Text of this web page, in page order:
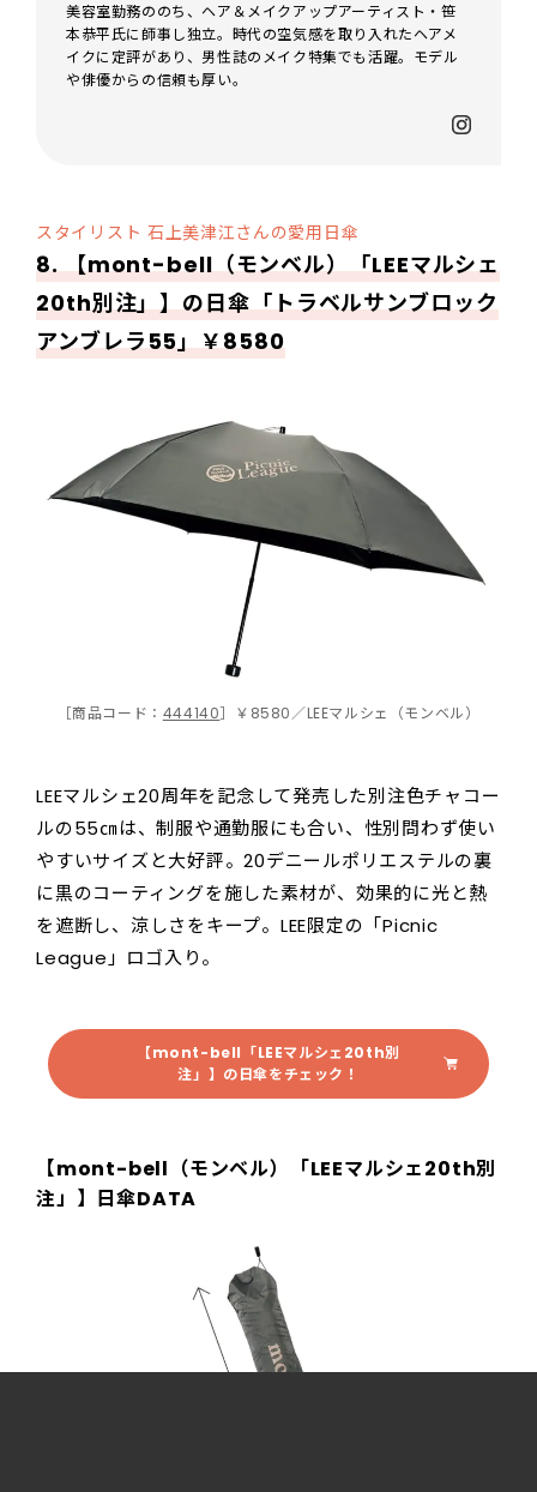
美容室勤務ののち、ヘア＆メイクアップアーティスト・笹
本恭平氏に師事し独立。時代の空気感を取り入れたヘアメ
イクに定評があり、男性誌のメイク特集でも活躍。モデル
や俳優からの信頼も厚い。
スタイリスト 石上美津江さんの愛用日傘
8. 【mont-bell（モンベル）「LEEマルシェ
20th別注」】の日傘「トラベルサンブロック
アンブレラ55」￥8580
［商品コード： 444140］￥8580／LEEマルシェ（モンベル）
LEEマルシェ20周年を記念して発売した別注色チャコー
ルの55㎝は、制服や通勤服にも合い、性別問わず使い
やすいサイズと大好評。20デニールポリエステルの裏
に黒のコーティングを施した素材が、効果的に光と熱
を遮断し、涼しさをキープ。LEE限定の「Picnic
League」ロゴ入り。
【mont-bell「LEEマルシェ20th別
注」】の日傘をチェック！
【mont-bell（モンベル）「LEEマルシェ20th別
注」】日傘DATA